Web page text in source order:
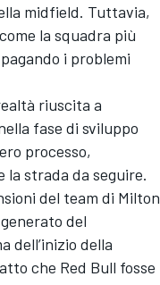
midfield. Tuttavia,
la squadra più
pagando i problemi
riuscita a
fase di sviluppo
processo,
strada da seguire.
del team di Milton
del
dell’inizio della
che Red Bull fosse